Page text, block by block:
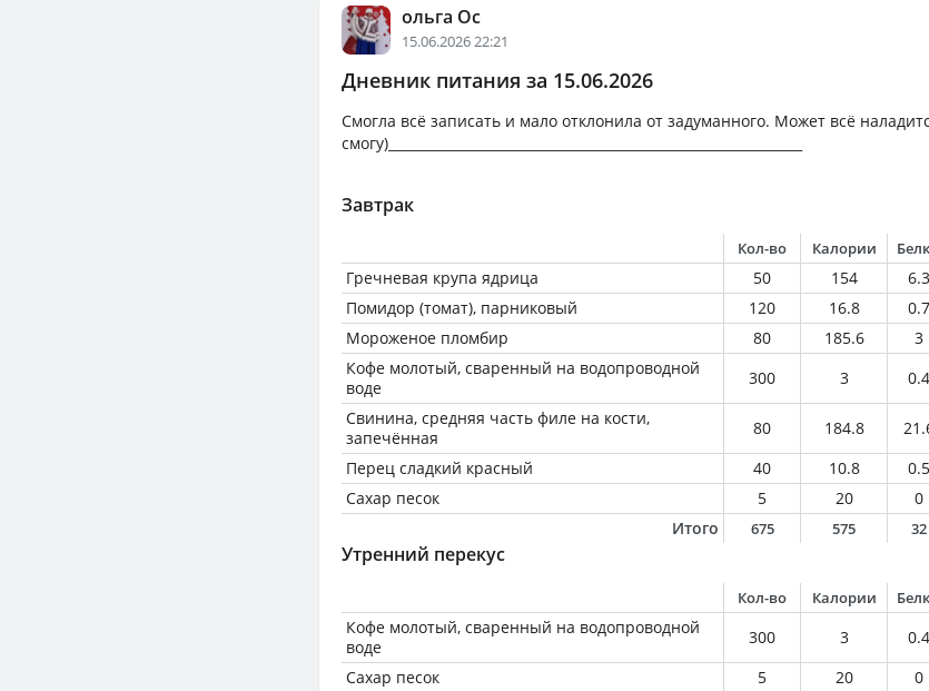
ольга Ос
15.06.2026 22:21
Дневник питания за 15.06.2026
Смогла всё записать и мало отклонила от задуманного. Может всё
смогу)______________________________________________________________
Завтрак
Кол-во Калории
Гречневая крупа ядрица 50 154 6.3
Помидор (томат), парниковый
120 16.8 0.7
Мороженое пломбир
80 185.6 3
Кофе молотый, сваренный на водопроводной
воде
300 3 0.4
Свинина, средняя часть филе на кости,
запечённая
80 184.8
Перец сладкий красный
40 10.8 0.5
Сахар песок
5 20 0
Итого
675 575 32
Утренний перекус
Кол-во Калории
Кофе молотый, сваренный на водопроводной
воде
300 3 0.4
Сахар песок
5 20 0